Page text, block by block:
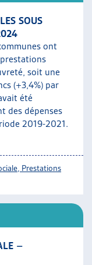
SOUS
ont
soit une
(+3,4%) par
été
des dépenses
2019-2021.
Prestations
–